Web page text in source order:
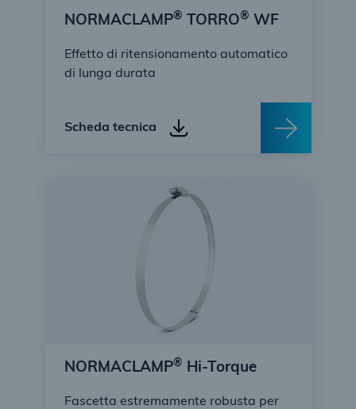
NORMACLAMP® TORRO® WF
Effetto di ritensionamento automatico
di lunga durata
Scheda tecnica
NORMACLAMP® Hi-Torque
Fascetta estremamente robusta per